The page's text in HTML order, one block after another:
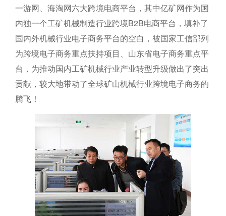
一游网、海淘网六大跨境电商平台，其中亿矿网作为国
内独一个工矿机械制造行业跨境B2B电商平台，填补了
国内外机械行业电子商务平台的空白，被国家工信部列
为跨境电子商务重点扶持项目、山东省电子商务重点平
台，为推动国内工矿机械行业产业转型升级做出了突出
贡献，较大地带动了全球矿山机械行业跨境电子商务的
腾飞！